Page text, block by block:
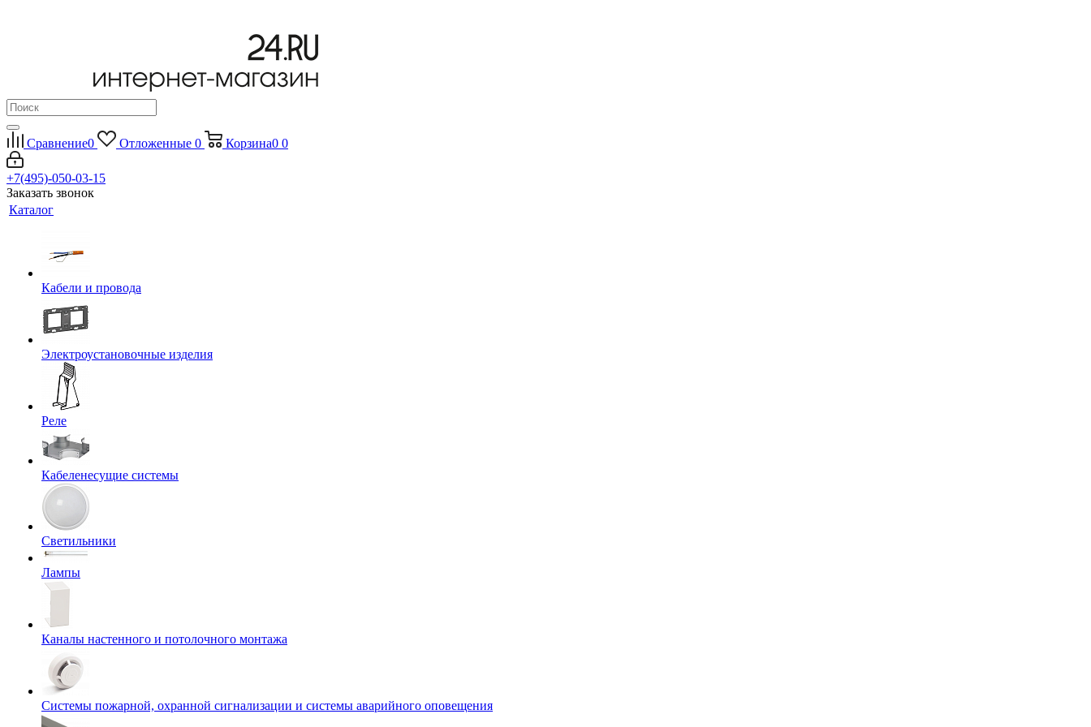
Сравнение0 Отложенные 0 Корзина0 0
+7(495)-050-03-15
Заказать звонок
Каталог
Кабели и провода
Электроустановочные изделия
Реле
Кабеленесущие системы
Светильники
Лампы
Каналы настенного и потолочного монтажа
Системы пожарной, охранной сигнализации и системы аварийного оповещения